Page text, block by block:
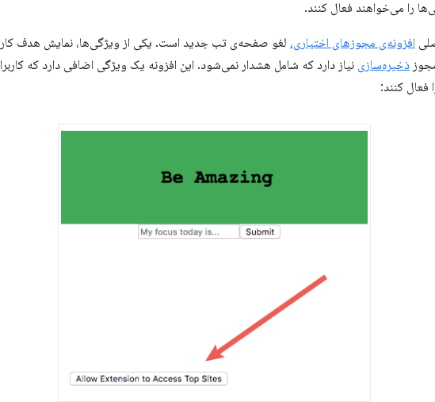
را می‌خواهند فعال کنند.
افزونه‌ی مجوزهای اختیاری، لغو صفحه‌ی تب جدید است. یکی از ویژگی‌ها، نمایش هدف
ذخیره‌سازی نیاز دارد که شامل هشدار نمی‌شود. این افزونه یک ویژگی اضافی دارد که
فعال کنند: